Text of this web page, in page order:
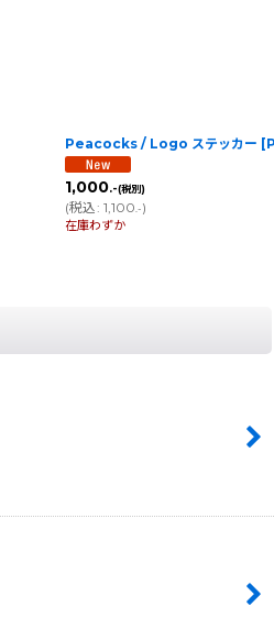
Peacocks / Logo ステッカー [
1,000.-(税別)
(税込: 1,100.-)
在庫わずか